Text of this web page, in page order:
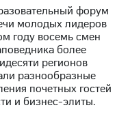
форум
молодых лидеров
году восемь смен
более
регионов
разнообразные
почетных гостей
и бизнес-элиты.